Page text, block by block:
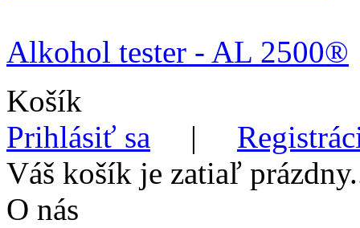
Alkohol tester - AL 2500®
Košík
Prihlásiť sa |
Váš košík je zatiaľ
O nás